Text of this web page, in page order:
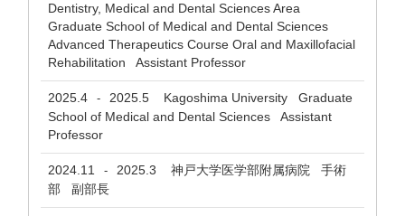
Dentistry, Medical and Dental Sciences Area
Graduate School of Medical and Dental Sciences
Advanced Therapeutics Course Oral and Maxillofacial
Rehabilitation Assistant Professor
2025.4 - 2025.5 Kagoshima University Graduate
School of Medical and Dental Sciences Assistant
Professor
2024.11 - 2025.3 神戸大学医学部附属病院 手術
部 副部長